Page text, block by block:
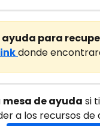
ayuda para
donde
mesa de ayuda si
a los recursos de